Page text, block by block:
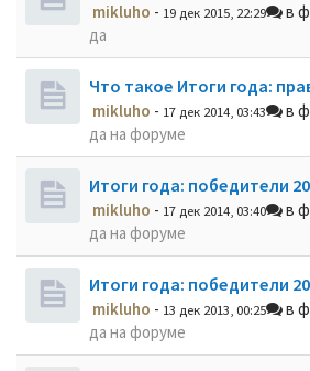
mikluho - 19 дек 2015, 22:29 в
да
Что такое Итоги года:
mikluho - 17 дек 2014, 03:43 в
да на форуме
Итоги года: победители
mikluho - 17 дек 2014, 03:40 в
да на форуме
Итоги года: победители
mikluho - 13 дек 2013, 00:25 в
да на форуме